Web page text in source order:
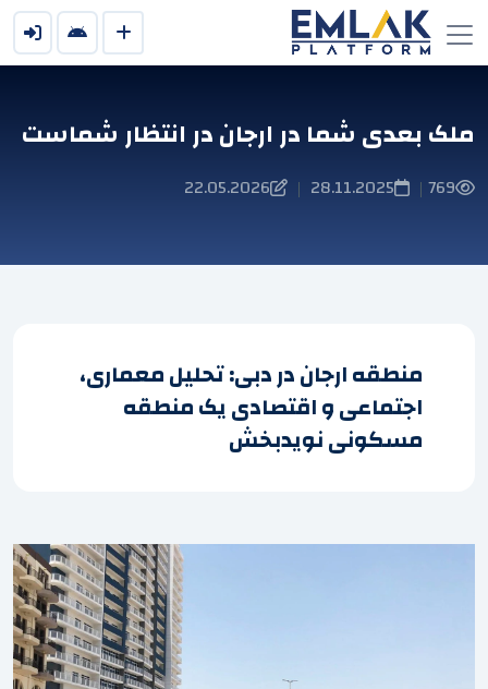
ملک بعدی شما در ارجان در انتظار شماست
769
|
28.11.2025
|
22.05.2026
منطقه ارجان در دبی: تحلیل معماری،
اجتماعی و اقتصادی یک منطقه
مسکونی نویدبخش